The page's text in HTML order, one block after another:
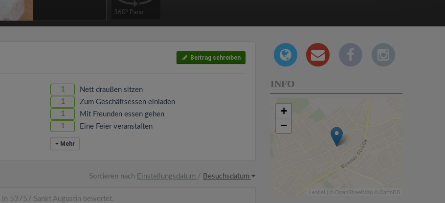
360° Pano
Beitrag schreiben
1 Nett draußen sitzen
1 Zum Geschäftsessen einladen
1 Mit Freunden essen gehen
1 Eine Feier veranstalten
Mehr
Sortieren nach Einstellungsdatum / Besuchsdatum
in 53757 Sankt Augustin bewertet.
INFO
+
−
Leaflet | © OpenStreetMap © CartoDB